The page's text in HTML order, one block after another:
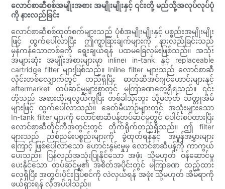
လောင်စာဆီစစ်အမျိုးအစား အမျိုးမျိုးနှင့် ၎င်းတို့ မည်သို့အလုပ်လုပ်ပုံ
ကို နားလည်ခြင်း
လောင်စာဆီစစ်ထုတ်စက်များသည် ပုံစံအမျိုးမျိုးနှင့် ပစ္စည်းအမျိုးမျိုး
ဖြင့် ထွက်ပေါ်လာပြီး ဤကွာခြားချက်များကို နားလည်ခြင်းသည်
မှန်ကန်သောတစ်ခုကို ရွေးချယ်ရန် ပထမခြေလှမ်းဖြစ်သည်။ အသုံး
အများဆုံး အမျိုးအစားများမှာ inline၊ in-tank နှင့် replaceable
cartridge filter များဖြစ်သည်။ Inline filter များသည် လောင်စာဆီ
လိုင်းတစ်လျှောက်တွင် တည်ရှိပြီး ဓာတ်ဆီအင်ဂျင်ဟောင်းများနှင့်
aftermarket တပ်ဆင်မှုများစွာတွင် မကြာခဏတွေ့ရှိရသည်။ ၎င်း
တို့သည် အစားထိုးရလွယ်ကူပြီး တစ်ခါသုံးဘူး သို့မဟုတ် သတ္တုအိမ်
များဖြင့် ထွက်ပေါ်လာသည်။ ခေတ်မီယာဉ်များတွင် အသုံးများသော
In-tank filter များကို လောင်စာဆီပန့်တပ်ဆင်မှုတွင် ပေါင်းစပ်ထားပြီး
လောင်စာဆီတိုင်ကီအတွင်းတွင် တိုက်ရိုက်တည်ရှိသည်။ ဤ filter
များသည် ညစ်ညမ်းပစ္စည်းများကို ခွဲထုတ်ရန်နှင့် အမှုန်အမွှားများ
ကြောင့် ဖြစ်ပေါ်လာသော ဟောင်းနွမ်းမှုမှ လောင်စာဆီပန့်ကို ကာကွယ်
ပေးသည်။ ပြန်လည်အသုံးပြုနိုင်သော အဖုံး သို့မဟုတ် ဝန်ဆောင်မှု
ပေးနိုင်သော တပ်ဆင်မှု၏ အစိတ်အပိုင်းတွင် မကြာခဏ ထည့်ထား
လေ့ရှိပြီး အတွင်းပိုင်းဒြပ်စင်ကို လဲလှယ်ရန် အဖုံး သို့မဟုတ် အိမ်ရာကို
ဖယ်ရှားရန် လိုအပ်ပါသည်။